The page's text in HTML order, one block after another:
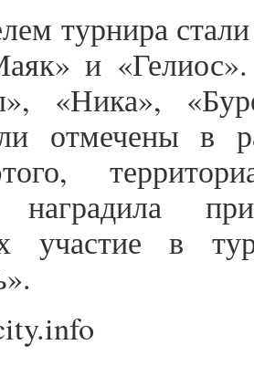
турнира
и
«Ника»,
отмечены в
наградила
участие в